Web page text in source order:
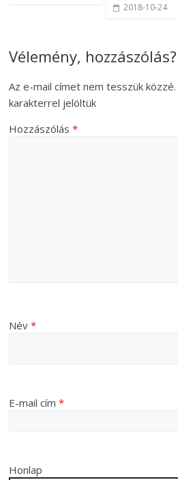
2018-10-24
Vélemény, hozzászólás?
Az e-mail címet nem tesszük közzé.
karakterrel jelöltük
Hozzászólás*
Név*
E-mail cím*
Honlap